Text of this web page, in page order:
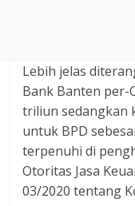
Lebih jelas
Bank Banten per-
triliun sedangkan
untuk BPD
terpenuhi di
Otoritas Jasa
03/2020 tentang